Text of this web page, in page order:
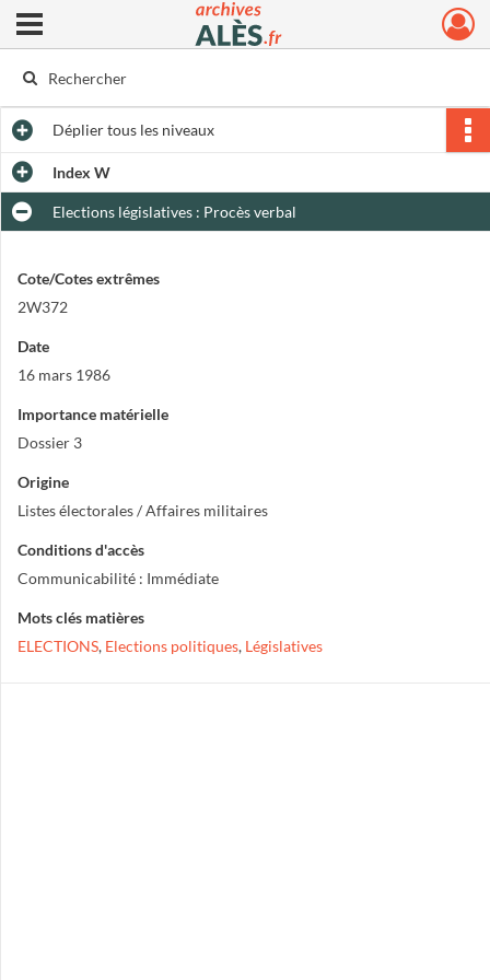
Archives municipales d'Alès
Ouvrir le menu déroulant
Dépliertous les niveaux
Index W
Elections législatives : Procès verbal
Cote/Cotes extrêmes
2W372
Date
16 mars 1986
Importance matérielle
Dossier 3
Origine
Listes électorales / Affaires militaires
Conditions d'accès
Communicabilité : Immédiate
Mots clés matières
ELECTIONS, Elections politiques, Législatives